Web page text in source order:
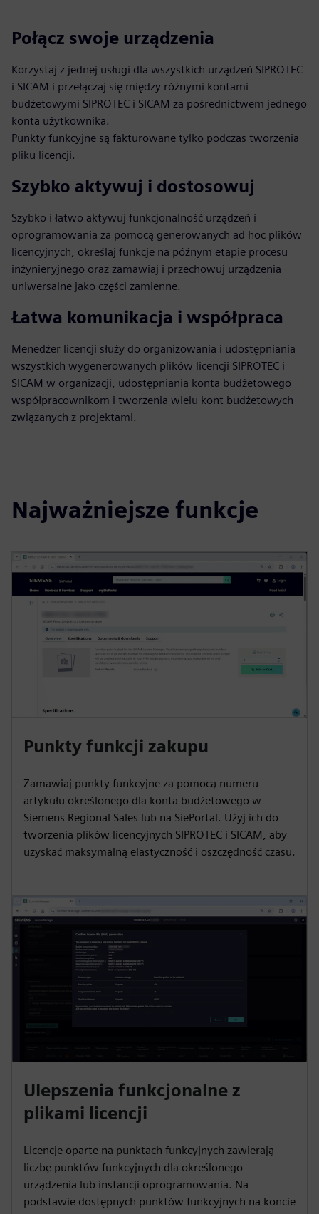
Połącz swoje urządzenia
Korzystaj z jednej usługi dla wszystkich urządzeń SIPROTEC
i SICAM i przełączaj się między różnymi kontami
budżetowymi SIPROTEC i SICAM za pośrednictwem jednego
konta użytkownika.
Punkty funkcyjne są fakturowane tylko podczas tworzenia
pliku licencji.
Szybko aktywuj i dostosowuj
Szybko i łatwo aktywuj funkcjonalność urządzeń i
oprogramowania za pomocą generowanych ad hoc plików
licencyjnych, określaj funkcje na późnym etapie procesu
inżynieryjnego oraz zamawiaj i przechowuj urządzenia
uniwersalne jako części zamienne.
Łatwa komunikacja i współpraca
Menedżer licencji służy do organizowania i udostępniania
wszystkich wygenerowanych plików licencji SIPROTEC i
SICAM w organizacji, udostępniania konta budżetowego
współpracownikom i tworzenia wielu kont budżetowych
związanych z projektami.
Najważniejsze funkcje
Punkty funkcji zakupu
Zamawiaj punkty funkcyjne za pomocą numeru
artykułu określonego dla konta budżetowego w
Siemens Regional Sales lub na SiePortal. Użyj ich do
tworzenia plików licencyjnych SIPROTEC i SICAM, aby
uzyskać maksymalną elastyczność i oszczędność czasu.
Ulepszenia funkcjonalne z
plikami licencji
Licencje oparte na punktach funkcyjnych zawierają
liczbę punktów funkcyjnych dla określonego
urządzenia lub instancji oprogramowania. Na
podstawie dostępnych punktów funkcyjnych na koncie